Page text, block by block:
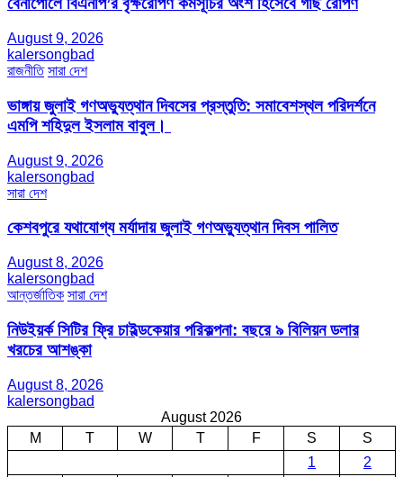
August 9, 2026
kalersongbad
রাজনীতি সারা দেশ
ভাঙ্গায় জুলাই গণঅভ্যুত্থান দিবসের প্রস্তুতি: সমাবেশস্থল পরিদর্শনে
এমপি শহিদুল ইসলাম বাবুল। ​
August 9, 2026
kalersongbad
সারা দেশ
কেশবপুরে যথাযোগ্য মর্যাদায় জুলাই গণঅভ্যুত্থান দিবস পালিত
August 8, 2026
kalersongbad
আন্তর্জাতিক সারা দেশ
নিউইয়র্ক সিটির ফ্রি চাইল্ডকেয়ার পরিকল্পনা: বছরে ৯ বিলিয়ন ডলার
খরচের আশঙ্কা
August 8, 2026
kalersongbad
August 2026
M
T W T F S
S
1
2